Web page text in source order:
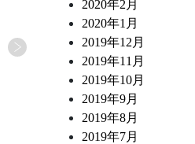
ワインショップ&ダイナー FUJIMARU 東心
斎橋店 スタッフブログ
なにわ黒牛 炭火焼き ポスタ・ミラン
2020年2月
2020年1月
2019年12月
2019年11月
2019年10月
2019年9月
2019年8月
2019年7月